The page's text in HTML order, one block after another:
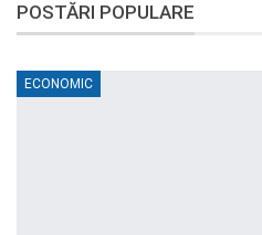
POSTĂRI POPULARE
ECONOMIC